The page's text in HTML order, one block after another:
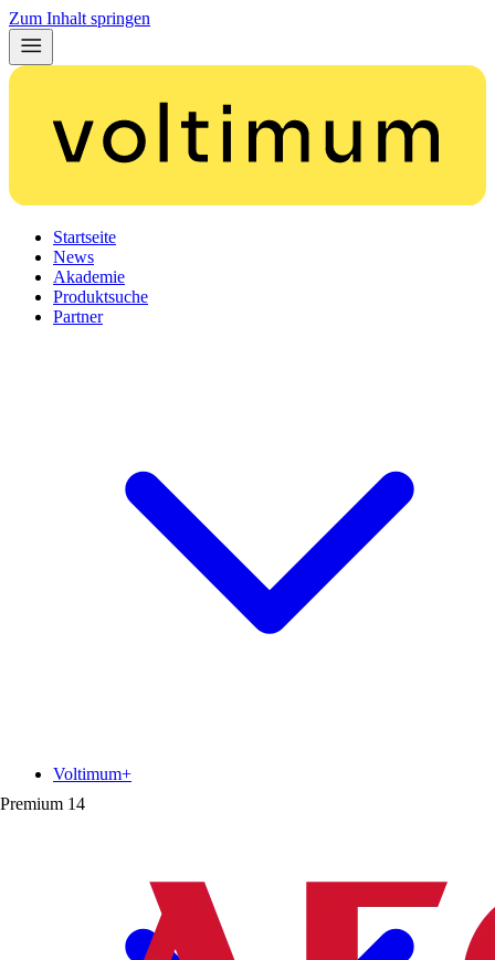
Zum Inhalt springen
Startseite
News
Akademie
Produktsuche
Partner
Premium 14
Voltimum+